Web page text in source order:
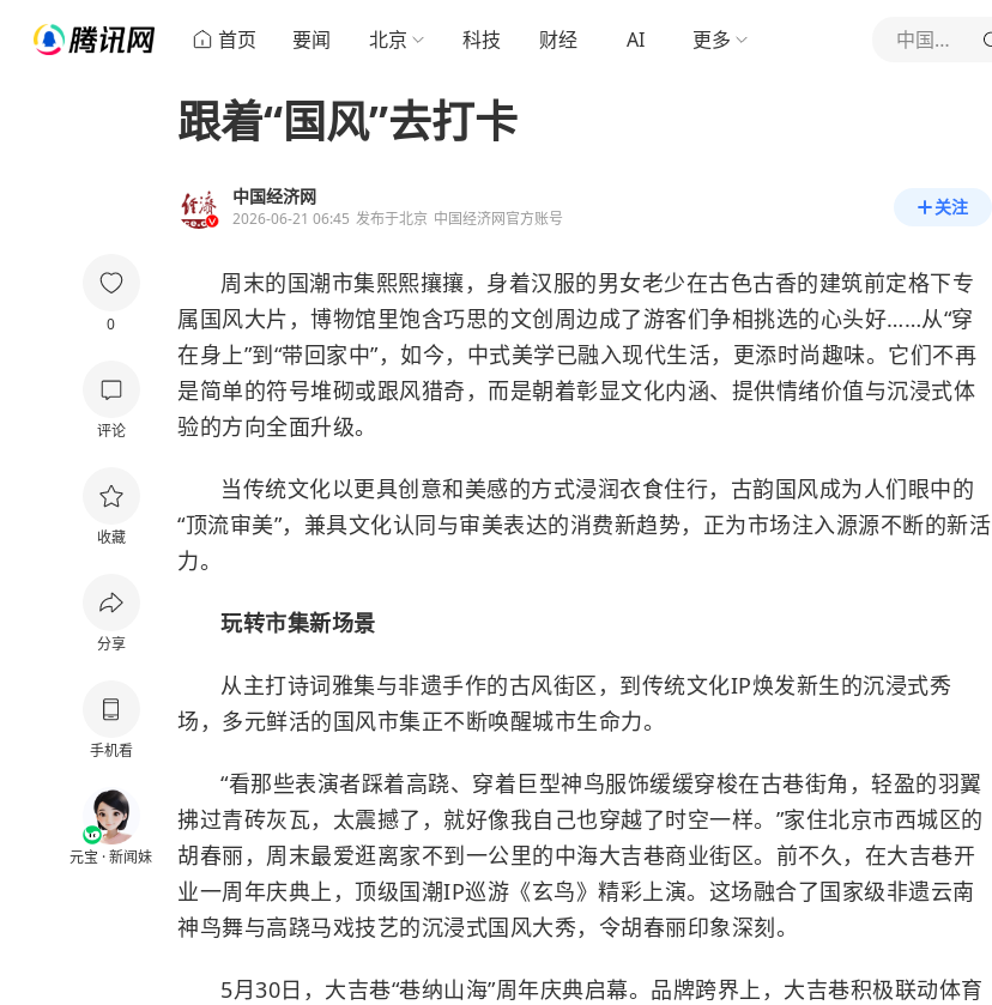
首页 要闻 北京 科技 财经 AI 更多 中国经济网
0
评论
收藏
分享
手机看
元宝 · 新闻妹
跟着“国风”去打卡
中国经济网
2026-06-21 06:45 发布于北京 中国经济网官方账号
关注
周末的国潮市集熙熙攘攘，身着汉服的男女老少在古色古香的建筑前定格下专
属国风大片，博物馆里饱含巧思的文创周边成了游客们争相挑选的心头好……从“穿
在身上”到“带回家中”，如今，中式美学已融入现代生活，更添时尚趣味。它们不再
是简单的符号堆砌或跟风猎奇，而是朝着彰显文化内涵、提供情绪价值与沉浸式体
验的方向全面升级。
当传统文化以更具创意和美感的方式浸润衣食住行，古韵国风成为人们眼中的
“顶流审美”，兼具文化认同与审美表达的消费新趋势，正为市场注入源源不断的新活
力。
玩转市集新场景
从主打诗词雅集与非遗手作的古风街区，到传统文化IP焕发新生的沉浸式秀
场，多元鲜活的国风市集正不断唤醒城市生命力。
“看那些表演者踩着高跷、穿着巨型神鸟服饰缓缓穿梭在古巷街角，轻盈的羽翼
拂过青砖灰瓦，太震撼了，就好像我自己也穿越了时空一样。”家住北京市西城区的
胡春丽，周末最爱逛离家不到一公里的中海大吉巷商业街区。前不久，在大吉巷开
业一周年庆典上，顶级国潮IP巡游《玄鸟》精彩上演。这场融合了国家级非遗云南
神鸟舞与高跷马戏技艺的沉浸式国风大秀，令胡春丽印象深刻。
5月30日，大吉巷“巷纳山海”周年庆典启幕。品牌跨界上，大吉巷积极联动体育